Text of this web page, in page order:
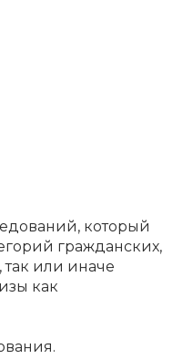
который
гражданских,
так или иначе
как